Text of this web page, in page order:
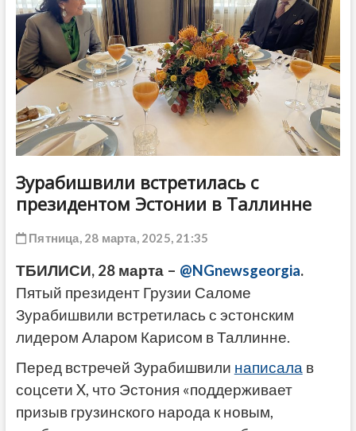
Зурабишвили встретилась с
президентом Эстонии в Таллинне
Пятница, 28 марта, 2025, 21:35
ТБИЛИСИ, 28 марта – @NGnewsgeorgia.
Пятый президент Грузии Саломе
Зурабишвили встретилась с эстонским
лидером Аларом Карисом в Таллинне.
Перед встречей Зурабишвили написалав
соцсети X, что Эстония «поддерживает
призыв грузинского народа к новым,